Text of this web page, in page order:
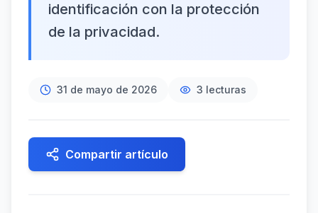
identificación con la protección
de la privacidad.
31 de mayo de 2026 3 lecturas
Compartir artículo